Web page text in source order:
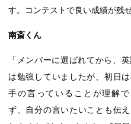
す。コンテストで良い成績が残
南斎くん
「メンバーに選ばれてから、
は勉強していましたが、初日
手の言っていることが理解で
ず、自分の言いたいことも伝え